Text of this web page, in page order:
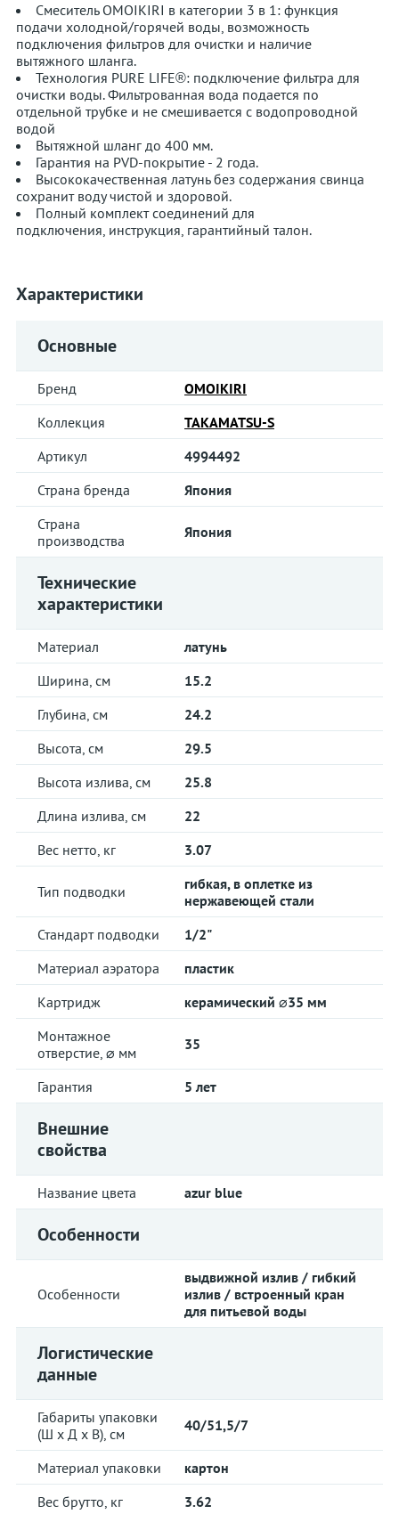
Смеситель OMOIKIRI в категории 3 в 1: функция
подачи холодной/горячей воды, возможность
подключения фильтров для очистки и наличие
вытяжного шланга.
Технология PURE LIFE®: подключение фильтра для
очистки воды. Фильтрованная вода подается по
отдельной трубке и не смешивается с водопроводной
водой
Вытяжной шланг до 400 мм.
Гарантия на PVD-покрытие - 2 года.
Высококачественная латунь без содержания свинца
сохранит воду чистой и здоровой.
Полный комплект соединений для
подключения, инструкция, гарантийный талон.⁠
Характеристики
Основные
Бренд
OMOIKIRI
Коллекция
TAKAMATSU-S
Артикул
4994492
Страна бренда
Япония
Страна
производства
Япония
Технические
характеристики
Материал
латунь
Ширина, см
15.2
Глубина, см
24.2
Высота, см
29.5
Высота излива, см
25.8
Длина излива, см
22
Вес нетто, кг
3.07
Тип подводки
гибкая, в оплетке из
нержавеющей стали
Стандарт подводки
1/2"
Материал аэратора
пластик
Картридж
керамический ⌀35 мм
Монтажное
отверстие, ⌀ мм
35
Гарантия 5 лет
Внешние
свойства
Название цвета azur blue
Особенности
Особенности
выдвижной излив / гибкий
излив / встроенный кран
для питьевой воды
Логистические
данные
Габариты упаковки
(Ш х Д х В), см
40/51,5/7
Материал упаковки
картон
Вес брутто, кг
3.62